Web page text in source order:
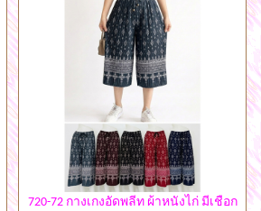
720-72 กางเกงอัดพลีท ผ้าหนังไก่ มีเชือก